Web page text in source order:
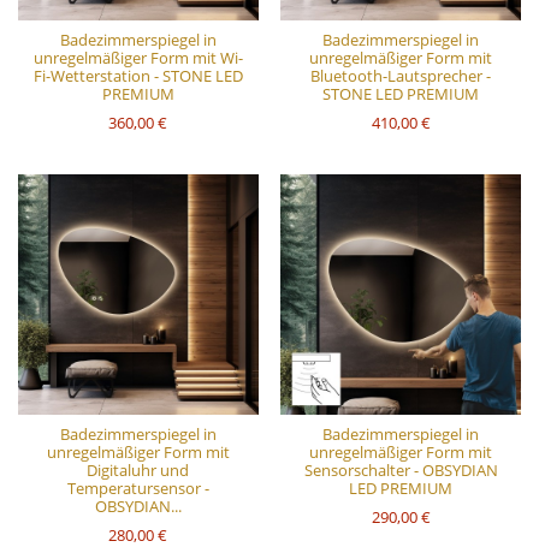
Badezimmerspiegel in
unregelmäßiger Form mit Wi-
Fi-Wetterstation - STONE LED
PREMIUM
360,00 €
Badezimmerspiegel in
unregelmäßiger Form mit
Bluetooth-Lautsprecher -
STONE LED PREMIUM
410,00 €
Badezimmerspiegel in
unregelmäßiger Form mit
Digitaluhr und
Temperatursensor -
OBSYDIAN...
280,00 €
Badezimmerspiegel in
unregelmäßiger Form mit
Sensorschalter - OBSYDIAN
LED PREMIUM
290,00 €